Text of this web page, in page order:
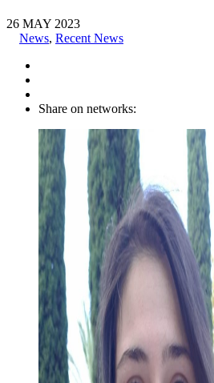
26 MAY 2023
News, Recent News
Share on networks: